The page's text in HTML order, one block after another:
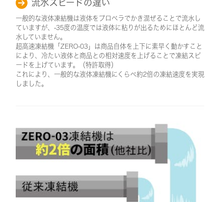
流水スピードの違い
一般的な液体凍結機は液体をプロペラでかき混ぜることで流水し
ていますが、-35度の温度では液体に粘りが出るためにほとんど流
水していません。
超高速凍結機「ZERO-03」は商品自体を上下に素早く動かすこと
により、冷たい液体と商品との相対速度を上げることで凍結スピ
ードを上げています。（特許取得）
これにより、一般的な液体凍結機にくらべ約2倍の凍結速度を実現
しました。